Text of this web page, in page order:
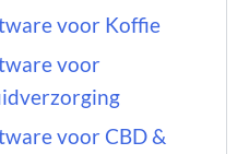
voor Koffie
voor
voor CBD &